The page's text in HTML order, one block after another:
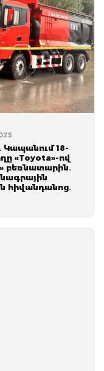
Կապանում 18-
«Toyota»-ով
բեռնատարին․
հիվանդանոց․